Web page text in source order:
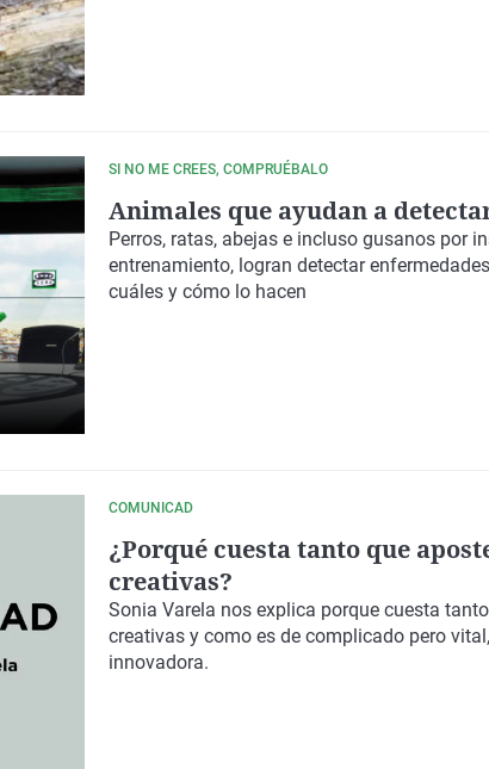
SI NO ME CREES, COMPRUÉBALO
Animales que ayudan a
Perros, ratas, abejas e incluso gusanos por
entrenamiento, logran detectar
cuáles y cómo lo hacen
COMUNICAD
¿Porqué cuesta tanto que
creativas?
Sonia Varela nos explica porque cuesta
creativas y como es de complicado pero
innovadora.